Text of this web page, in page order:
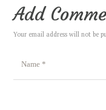
Add
Your email address will not be